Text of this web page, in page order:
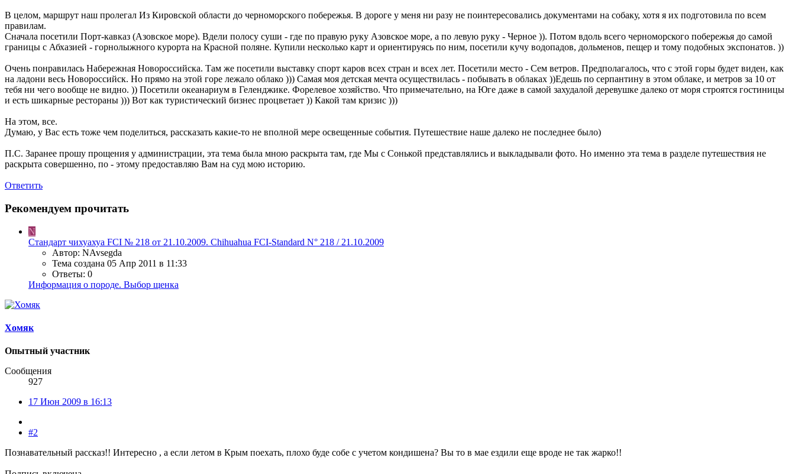
В целом, маршрут наш пролегал Из Кировской области до черноморского побережья. В дороге у меня ни разу не поинтересовались документами на собаку, хотя я их подготовила по всем
правилам.
Сначала посетили Порт-кавказ (Азовское море). Вдели полосу суши - где по правую руку Азовское море, а по левую руку - Черное )). Потом вдоль всего черноморского побережья до самой
границы с Абхазией - горнолыжного курорта на Красной поляне. Купили несколько карт и ориентируясь по ним, посетили кучу водопадов, дольменов, пещер и тому подобных экспонатов. ))
Очень понравилась Набережная Новороссийска. Там же посетили выставку спорт каров всех стран и всех лет. Посетили место - Сем ветров. Предполагалось, что с этой горы будет виден, как
на ладони весь Новороссийск. Но прямо на этой горе лежало облако ))) Самая моя детская мечта осуществилась - побывать в облаках ))Едешь по серпантину в этом облаке, и метров за 10 от
тебя ни чего вообще не видно. )) Посетили океанариум в Геленджике. Форелевое хозяйство. Что примечательно, на Юге даже в самой захудалой деревушке далеко от моря строятся гостиницы
и есть шикарные рестораны ))) Вот как туристический бизнес процветает )) Какой там кризис )))
На этом, все.
Думаю, у Вас есть тоже чем поделиться, рассказать какие-то не вполной мере освещенные события. Путешествие наше далеко не последнее было)
П.С. Заранее прошу прощения у администрации, эта тема была мною раскрыта там, где Мы с Сонькой представлялись и выкладывали фото. Но именно эта тема в разделе путешествия не
раскрыта совершенно, по - этому предоставляю Вам на суд мою историю.
Ответить
Рекомендуем прочитать
N
Стандарт чихуахуа FCI № 218 от 21.10.2009. Chihuahua FCI-Standard N° 218 / 21.10.2009
Автор: NAvsegda
Тема создана 05 Апр 2011 в 11:33
Ответы: 0
Информация о породе. Выбор щенка
Хомяк
Опытный участник
Сообщения
927
17 Июн 2009 в 16:13
#2
Познавательный рассказ!! Интересно , а если летом в Крым поехать, плохо буде собе с учетом кондишена? Вы то в мае ездили еще вроде не так жарко!!